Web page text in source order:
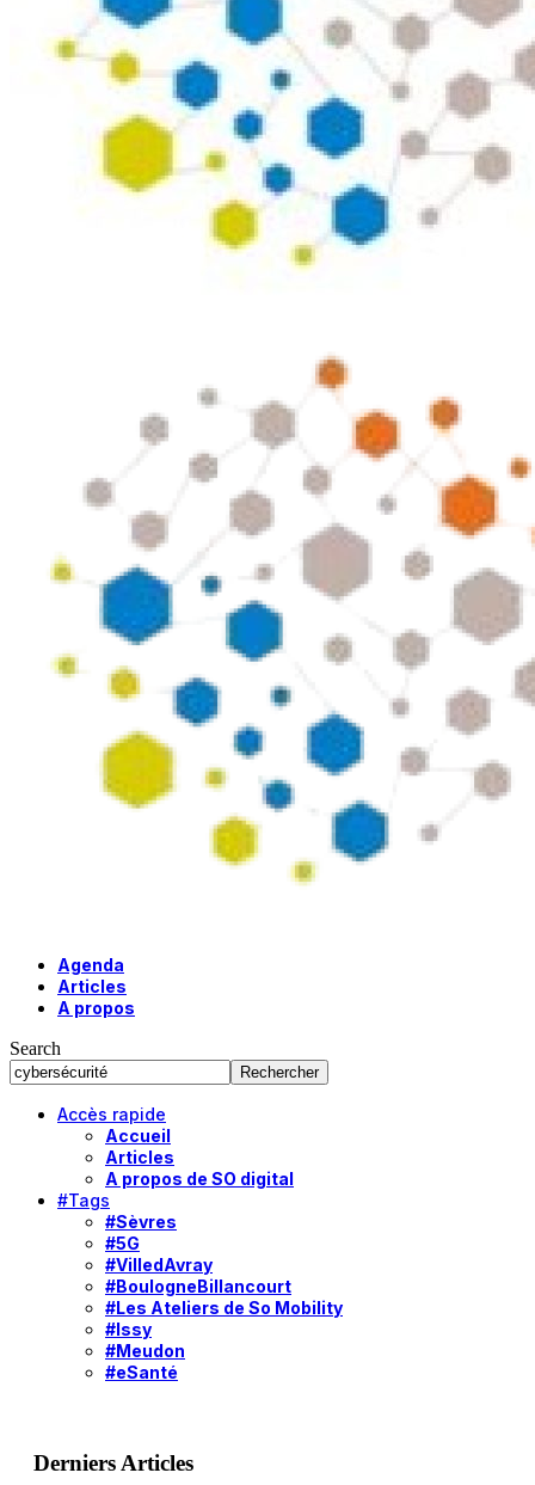
Agenda
Articles
A propos
Search
Accès rapide
Accueil
Articles
A propos de SO digital
#Tags
#Sèvres
#5G
#VilledAvray
#BoulogneBillancourt
#Les Ateliers de So Mobility
#Issy
#Meudon
#eSanté
Derniers Articles